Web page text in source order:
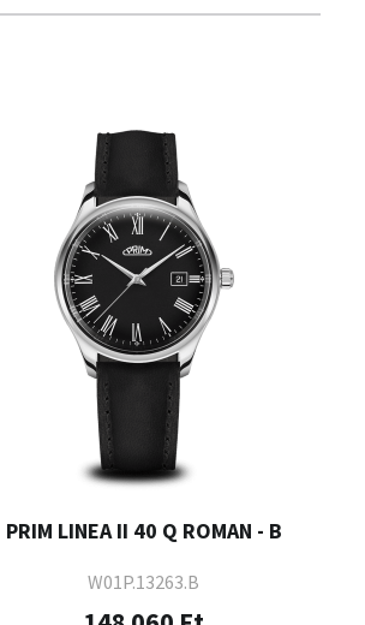
PRIM LINEA II 40 Q ROMAN - B
W01P.13263.B